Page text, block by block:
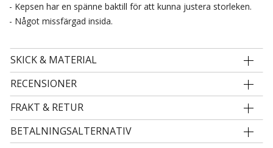
- Kepsen har en spänne baktill för att kunna justera storleken.
- Något missfärgad insida.
SKICK & MATERIAL
RECENSIONER
FRAKT & RETUR
BETALNINGSALTERNATIV